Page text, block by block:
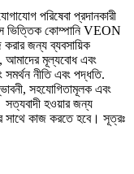
পরিষেবা প্রদানকারী
ভিত্তিক কোম্পানি VEON
জন্য ব্যবসায়িক
আমাদের মূল্যবোধ এবং
নীতি এবং পদ্ধতি.
সহযোগিতামূলক এবং
সত্যবাদী হওয়ার জন্য
সাথে কাজ করতে হবে। সূত্রঃ